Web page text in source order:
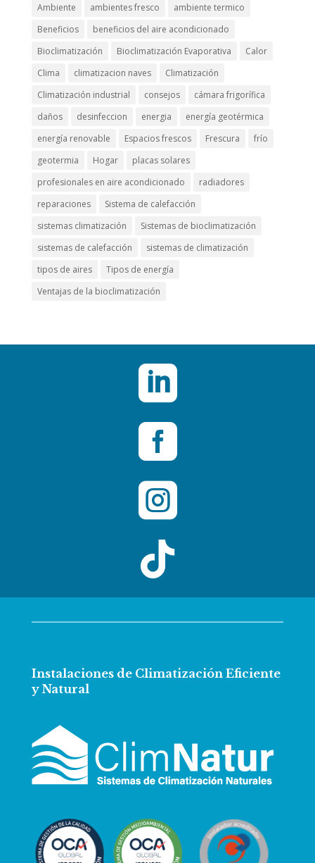
Ambiente
ambientes fresco
ambiente termico
Beneficios
beneficios del aire acondicionado
Bioclimatización
Bioclimatización Evaporativa
Calor
Clima
climatizacion naves
Climatización
Climatización industrial
consejos
cámara frigorífica
daños
desinfeccion energia
energía geotérmica
energía renovable
Espacios frescos Frescura
frío
geotermia
Hogar
placas solares
profesionales en aire acondicionado
radiadores
reparaciones
Sistema de calefacción
sistemas climatización
Sistemas de bioclimatización
sistemas de calefacción
sistemas de climatización
tipos de aires
Tipos de energía
Ventajas de la bioclimatización




Instalaciones de Climatización Eficiente
y Natural